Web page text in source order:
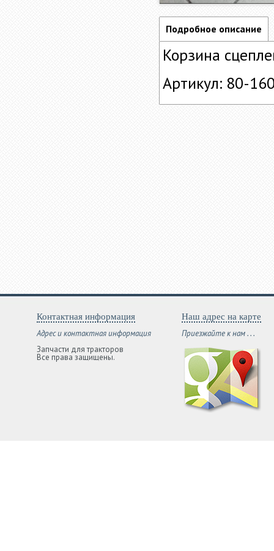
Подробное описание
Корзина
Артикул: 80-
Контактная информация
Адрес и контактная информация
Запчасти для тракторов
Все права защищены.
Наш адрес на карте
Приезжайте к нам . . .